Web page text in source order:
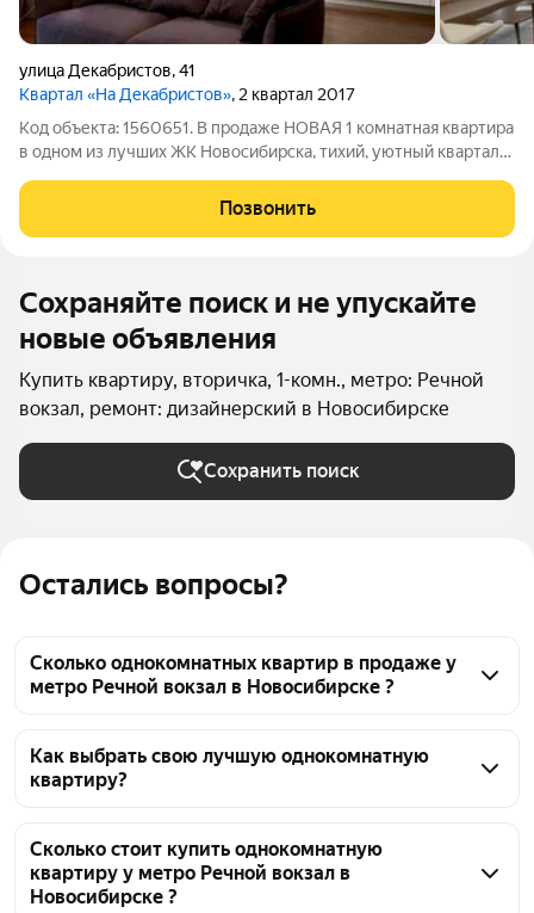
Остались вопросы?
Сколько однокомнатных квартир в продаже у
метро Речной вокзал в Новосибирске ?
Речной вокзал в Новосибирске 37 однокомнатных
квартир, из них 1 объявление от собственников, 36
Как выбрать свою лучшую однокомнатную
квартиру?
дизайнерским ремонтом во вторичке у метро
Речной вокзал, воспользуйтесь тепловой картой
для оценки инфраструктуры и транспортной
Сколько стоит купить однокомнатную
квартиру у метро Речной вокзал в
Новосибирске ?
улица Декабристов,41
Квартал «На Декабристов», 2 квартал 2017
Код объекта: 1560651. В продаже НОВАЯ 1 комнатная квартира
в одном из лучших ЖК Новосибирска, тихий, уютный квартал
инфраструктура! В квартире выполнен качественный
дизайнерский ремонт, все
Позвонить
Сохраняйте поиск и не упускайте
новые объявления
Купить квартиру, вторичка, 1-комн., метро: Речной
вокзал, ремонт: дизайнерский в Новосибирске
Сохранить поиск